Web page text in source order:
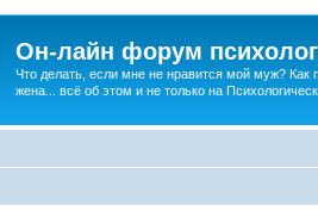
Он-лайн форум
Что делать, если мне не нравится мой муж?
жена... всё об этом и не только на